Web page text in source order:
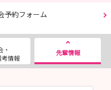
予約フォーム
・
情報
先輩情報